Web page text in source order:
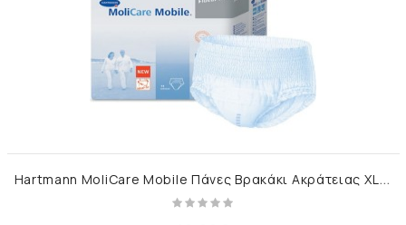
H
artmann MoliCare Mobile Πάνες Βρακάκι Ακράτειας XLarge 14τμχ